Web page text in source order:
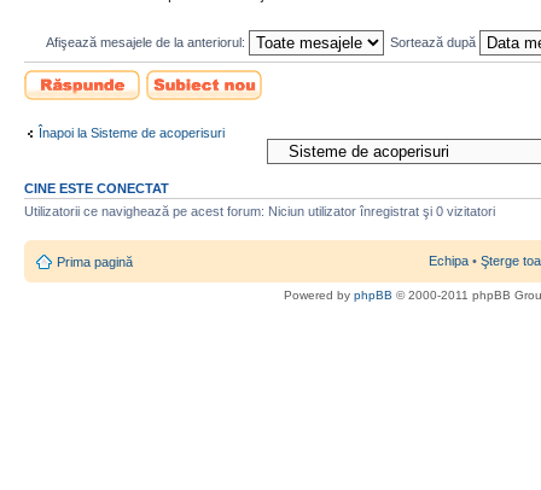
Afişează mesajele de la anteriorul: Sortează după
Scrie un răspuns
Scrie un subiect
nou
Înapoi la Sisteme de acoperisuri
CINE ESTE CONECTAT
Utilizatorii ce navighează pe acest forum: Niciun utilizator înregistrat şi 0 vizitatori
Prima pagină Echipa • Şterge
Powered by phpBB © 2000-2011 phpBB